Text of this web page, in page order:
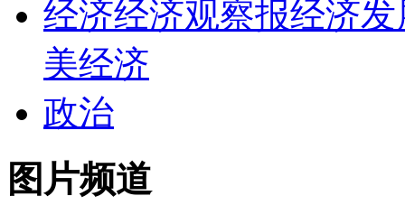
经济经济观察报经济
美经济
政治
图片频道